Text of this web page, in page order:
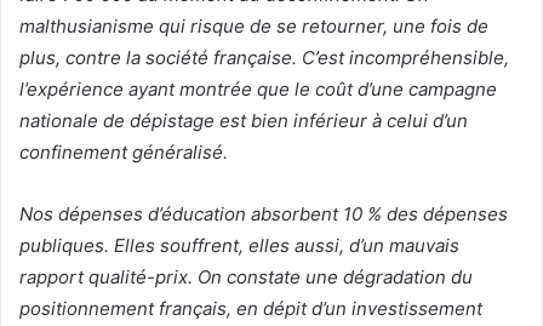
malthusianisme qui risque de se retourner, une fois de
plus, contre la société française. C’est incompréhensible,
l’expérience ayant montrée que le coût d’une campagne
nationale de dépistage est bien inférieur à celui d’un
confinement généralisé.
Nos dépenses d’éducation absorbent 10 % des dépenses
publiques. Elles souffrent, elles aussi, d’un mauvais
rapport qualité-prix. On constate une dégradation du
positionnement français, en dépit d’un investissement